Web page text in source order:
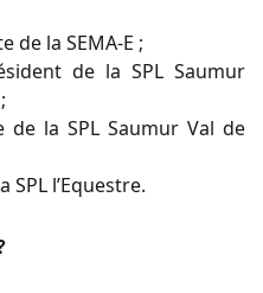
de la SEMA-E ;
de la SPL Saumur
de la SPL Saumur Val de
l’Equestre.